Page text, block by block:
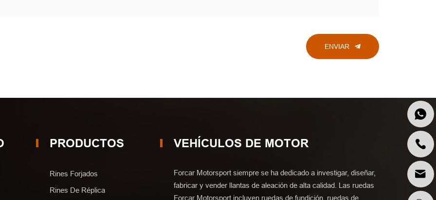
ENVIAR
PRODUCTOS
Rines Forjados
Rines De Réplica
VEHÍCULOS DE MOTOR
Forcar Motorsport siempre se ha dedicado a investigar, diseñar,
fabricar y vender llantas de aleación de alta calidad. Las ruedas
Forcar Motorsport incluyen ruedas de fundición, ruedas de